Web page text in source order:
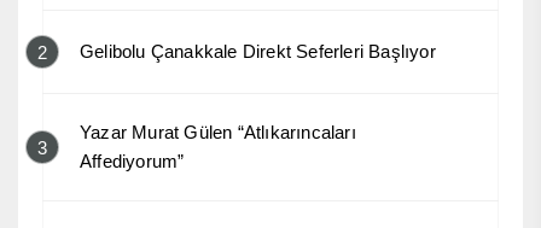
2 Gelibolu Çanakkale Direkt Seferleri Başlıyor
3
Yazar Murat Gülen “Atlıkarıncaları
Affediyorum”